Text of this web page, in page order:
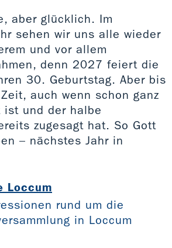
aber glücklich. Im
sehen wir uns alle wieder
und vor allem
denn 2027 feiert die
30. Geburtstag. Aber bis
auch wenn schon ganz
und der halbe
zugesagt hat. So Gott
– nächstes Jahr in
Loccum
rund um die
in Loccum